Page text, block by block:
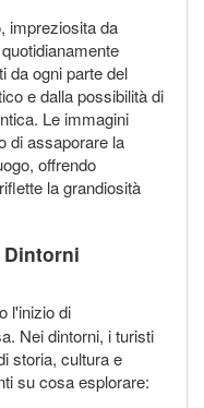
impreziosita da
da ogni parte del
e dalla possibilità di
Le immagini
di assaporare la
offrendo
la grandiosità
l'inizio di
Nei dintorni, i turisti
storia, cultura e
su cosa esplorare: